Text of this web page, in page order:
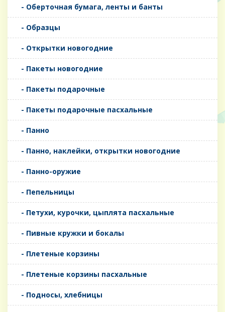
- Оберточная бумага, ленты и банты
- Образцы
- Открытки новогодние
- Пакеты новогодние
- Пакеты подарочные
- Пакеты подарочные пасхальные
- Панно
- Панно, наклейки, открытки новогодние
- Панно-оружие
- Пепельницы
- Петухи, курочки, цыплята пасхальные
- Пивные кружки и бокалы
- Плетеные корзины
- Плетеные корзины пасхальные
- Подносы, хлебницы